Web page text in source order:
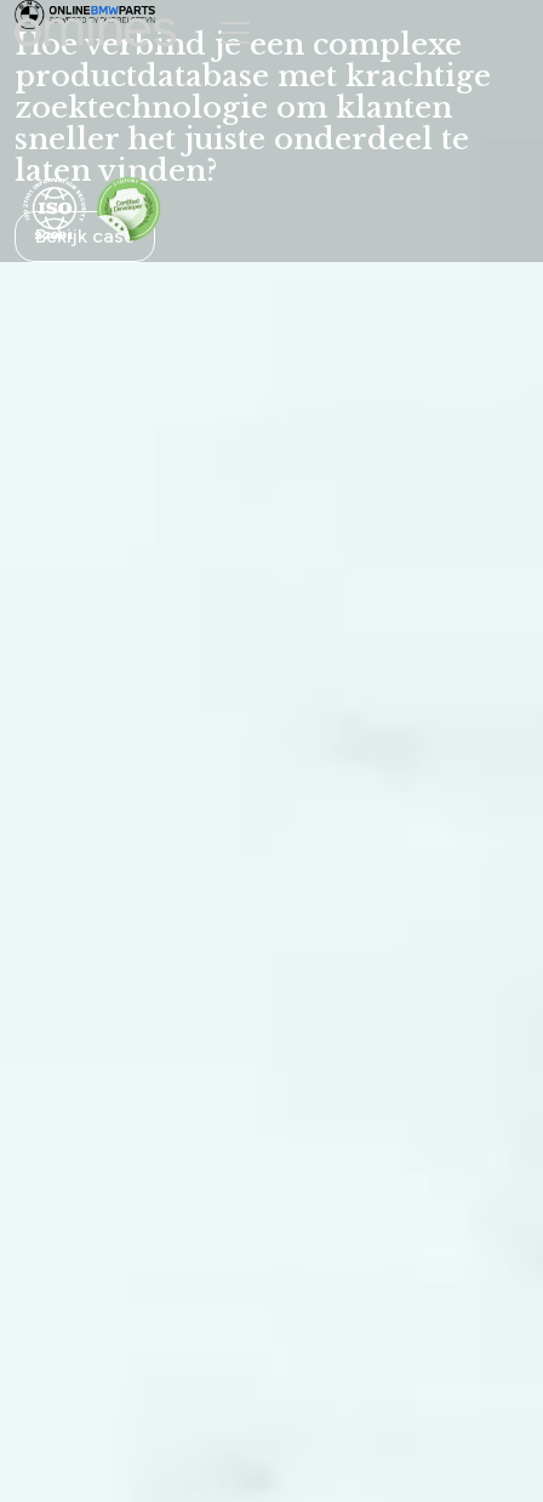
Omines | Understand.build.grow
Hoe verbind je een complexe
productdatabase met krachtige
zoektechnologie om klanten
sneller het juiste onderdeel te
laten vinden?
Bekijk case